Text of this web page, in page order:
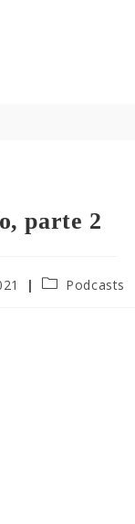
parte 2
Podcasts